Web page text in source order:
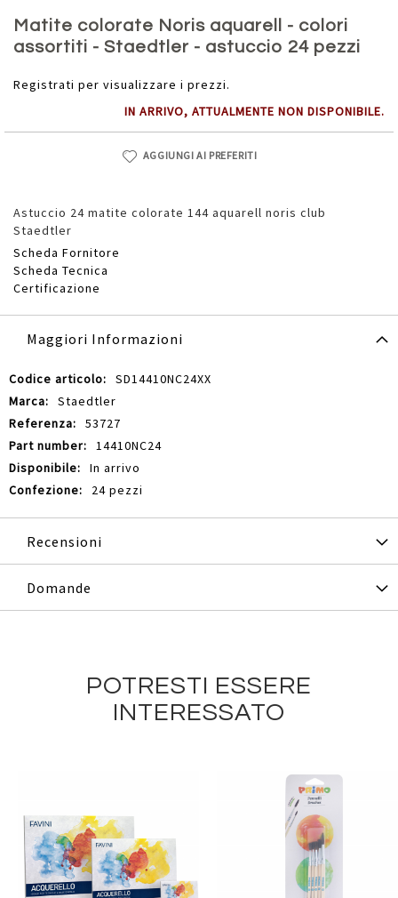
Matite colorate Noris aquarell - colori
assortiti - Staedtler - astuccio 24 pezzi
Registrati per visualizzare i prezzi.
IN ARRIVO, ATTUALMENTE NON DISPONIBILE.
AGGIUNGI AI PREFERITI
Astuccio 24 matite colorate 144 aquarell noris club
Staedtler
Scheda Fornitore
Scheda Tecnica
Certificazione
all'inizio
della
galleria
immagini
Maggiori Informazioni
Maggiori
Informazioni
SD14410NC24XX
Staedtler
53727
14410NC24
In arrivo
24 pezzi
Recensioni
Domande
POTRESTI ESSERE
INTERESSATO